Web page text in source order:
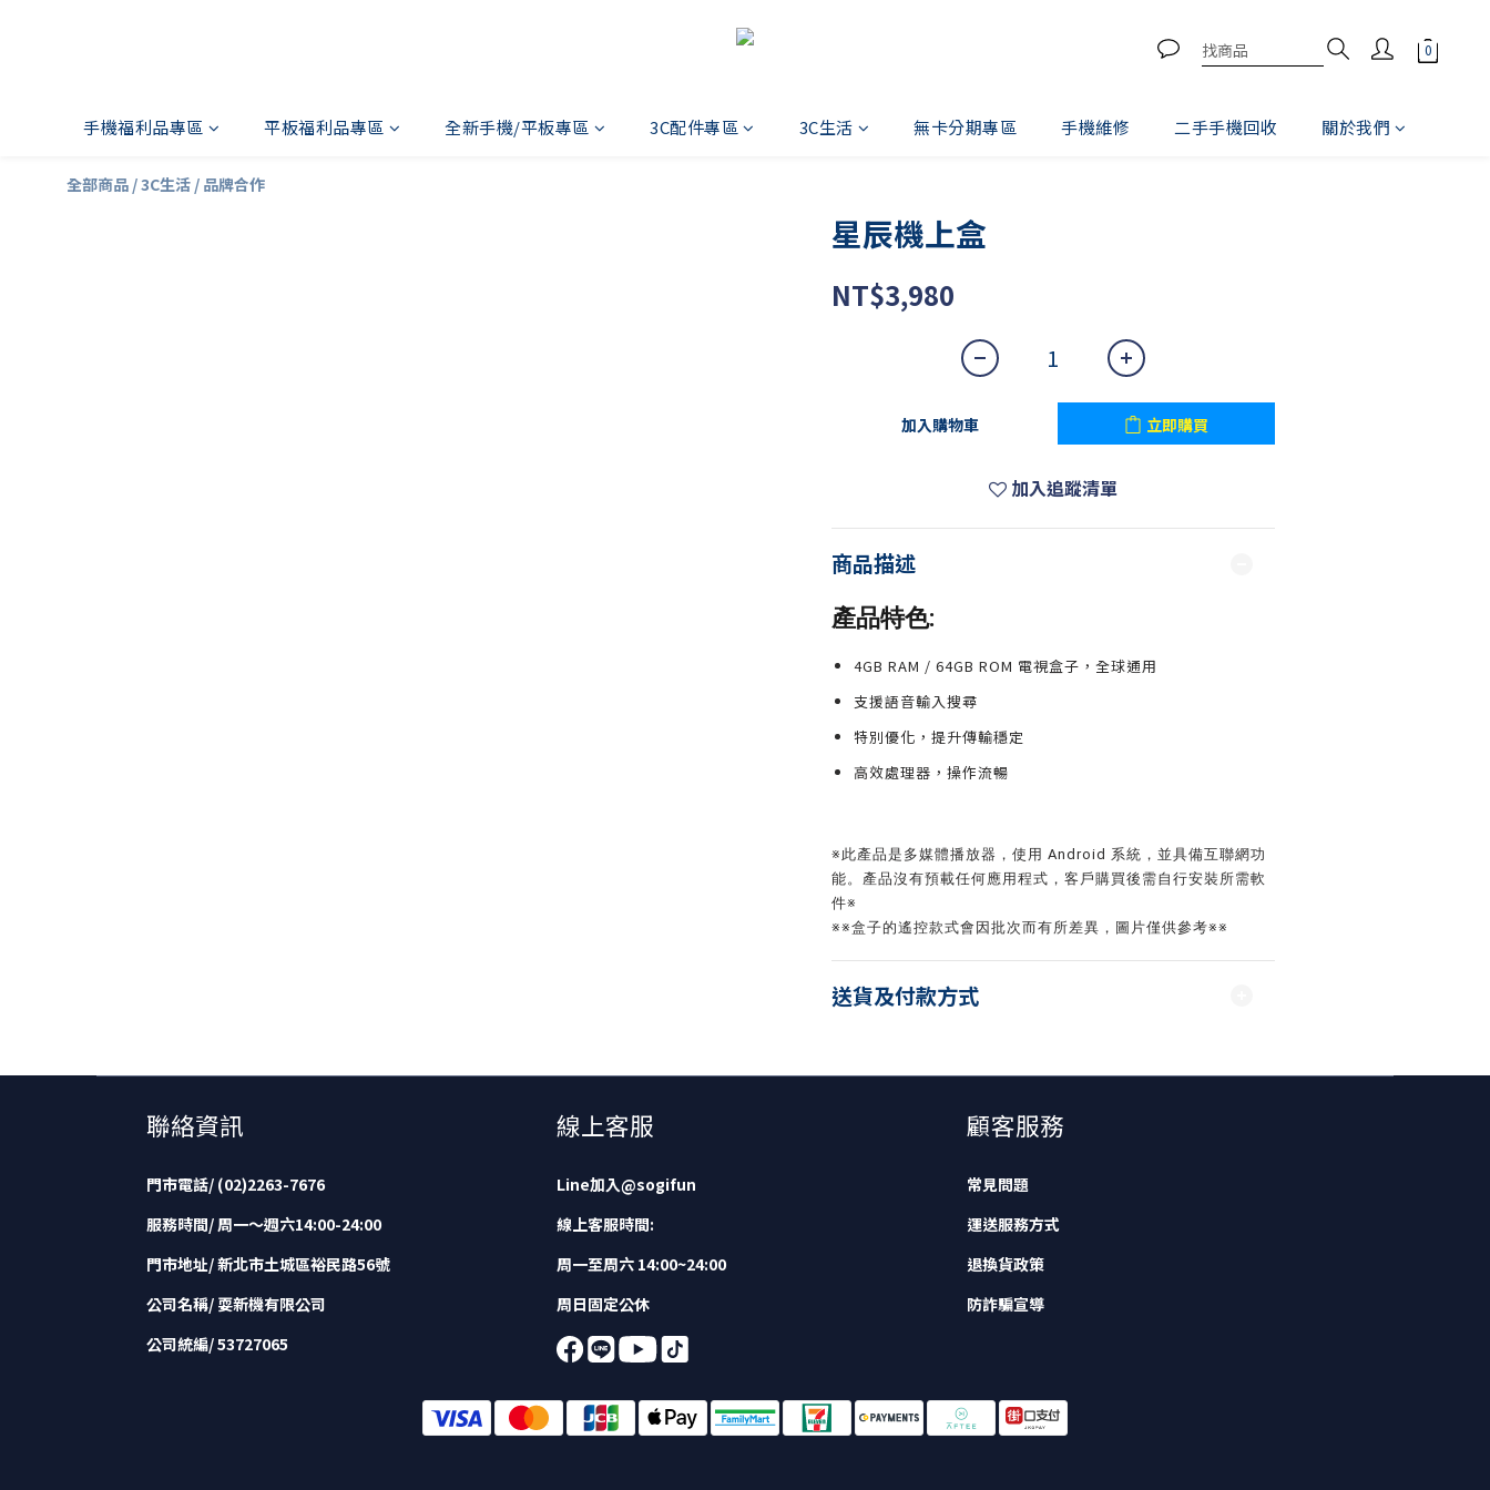
手機福利品專區 平板福利品專區 全新手機/平板專區 3C配件專區 3C生活 無卡分期專區 手機維修 二手手機回收 關於我們
全部商品 /3C生活 / 品牌合作
星辰機上盒
NT$3,980
加入購物車 立即購買
加入追蹤清單
商品描述
產品特色:
4GB RAM / 64GB ROM 電視盒子，全球通用
支援語音輸入搜尋
特別優化，提升傳輸穩定
高效處理器，操作流暢
※此產品是多媒體播放器，使用 Android 系統，並具備互聯網功
能。產品沒有預載任何應用程式，客戶購買後需自行安裝所需軟
件※
※※盒子的遙控款式會因批次而有所差異，圖片僅供參考※※
送貨及付款方式
聯絡資訊
門市電話/ (02)2263-7676
服務時間/ 周一～週六14:00-24:00
門市地址/ 新北市土城區裕民路56號
公司名稱/ 耍新機有限公司
公司統編/ 53727065
線上客服
Line加入@sogifun
線上客服時間:
周一至周六 14:00~24:00
周日固定公休
顧客服務
常見問題
運送服務方式
退換貨政策
防詐騙宣導